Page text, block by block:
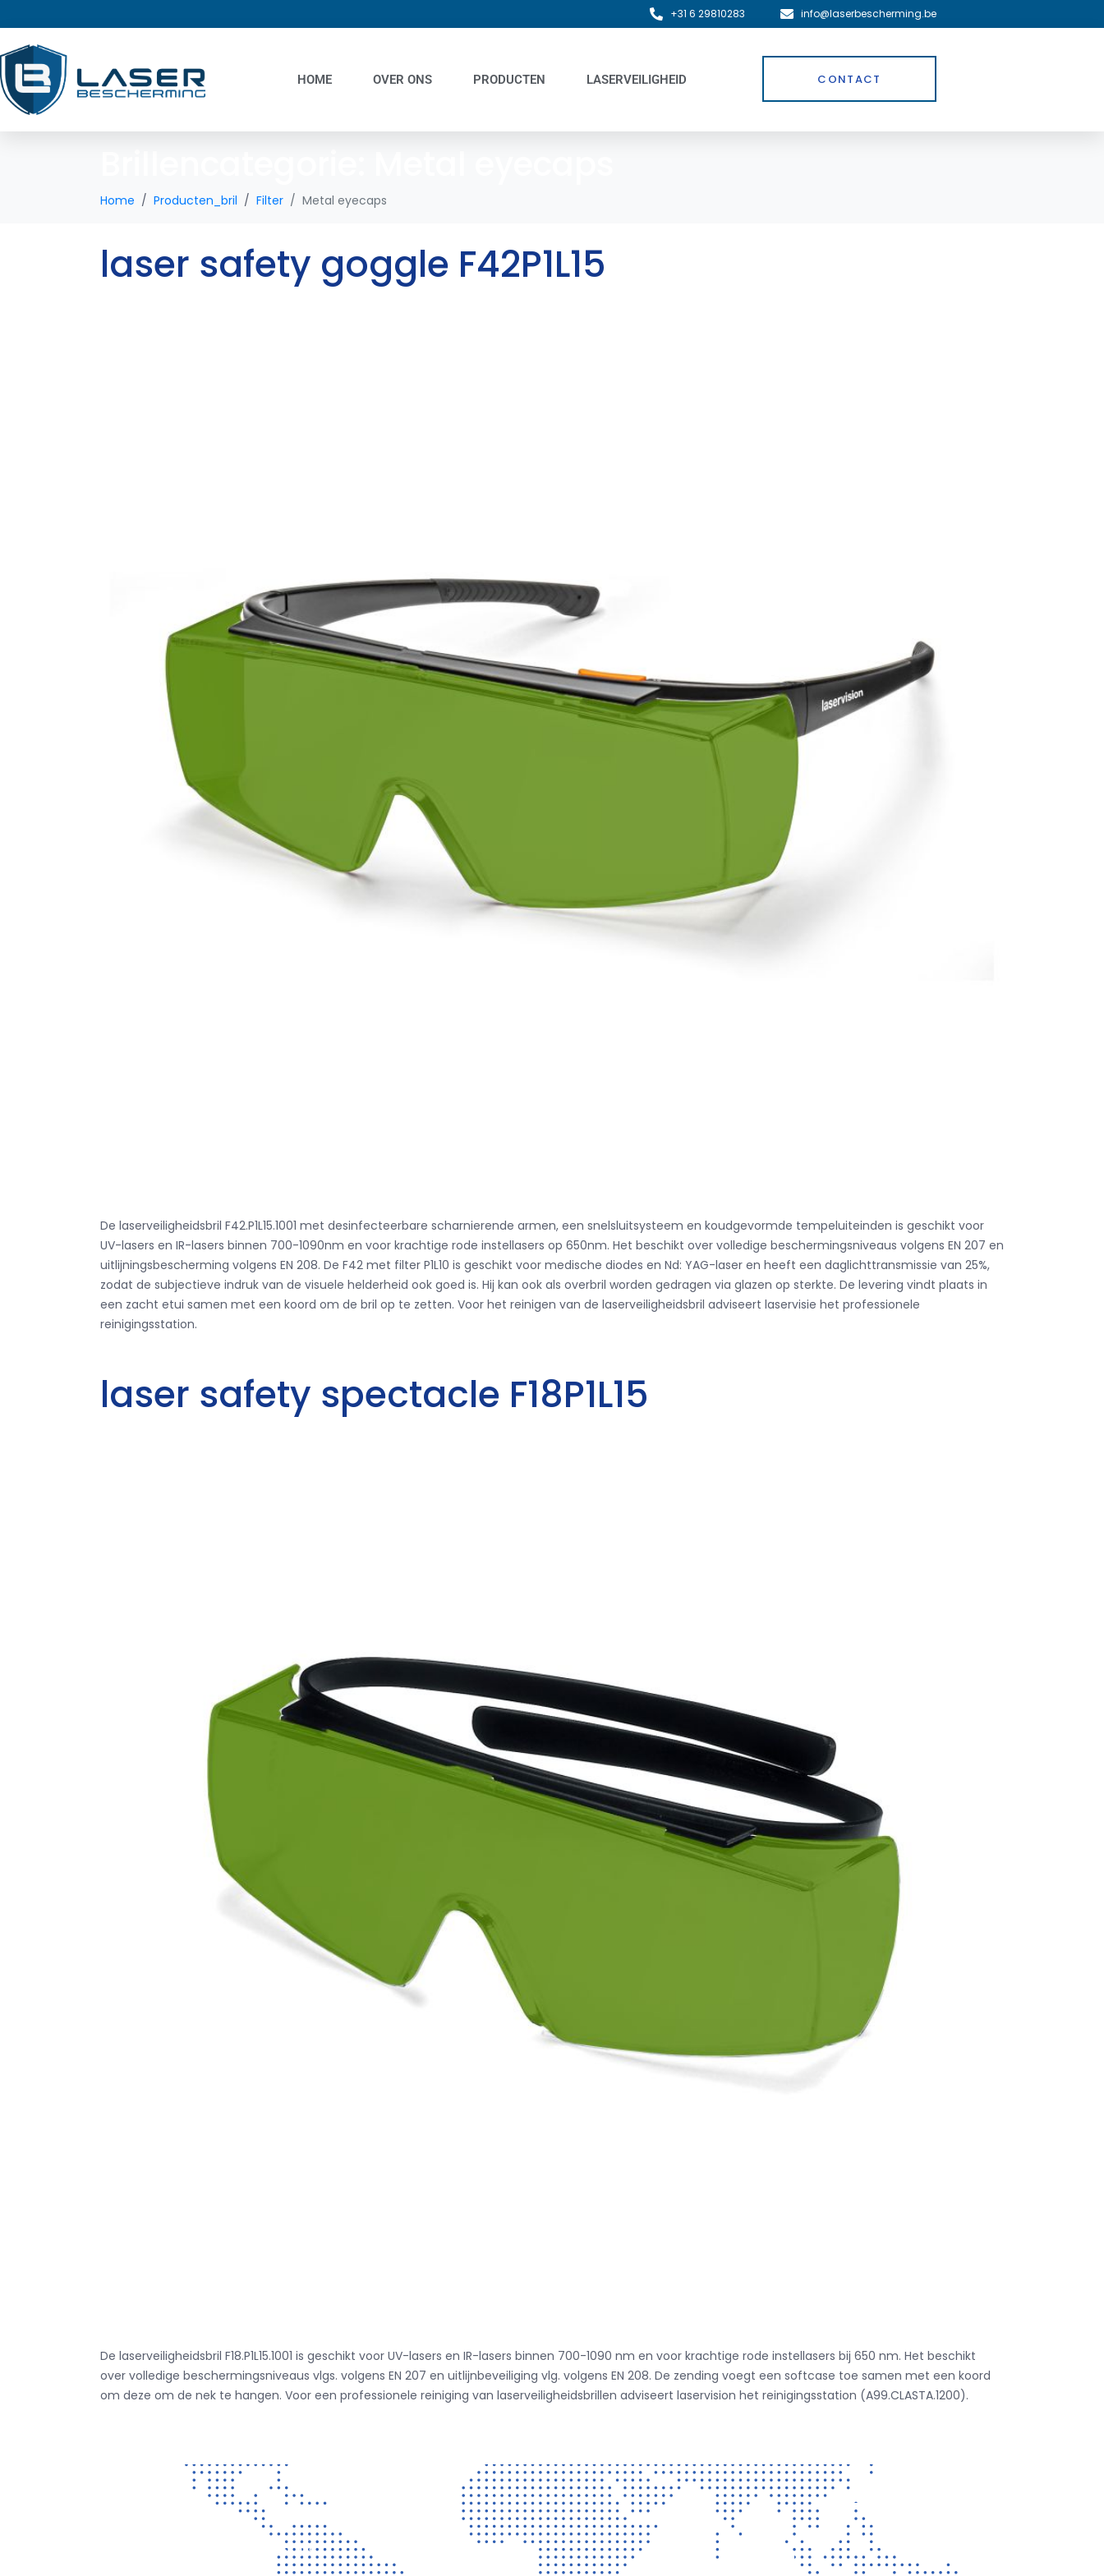
+31 6 29810283 info@laserbescherming.be
HOME OVER ONS PRODUCTEN LASERVEILIGHEID CONTACT
Home Producten_bril Filter Metal eyecaps
laser safety goggle F42P1L15
De laserveiligheidsbril F42.P1L15.1001 met desinfecteerbare scharnierende armen, een snelsluitsysteem en koudgevormde tempeluiteinden is geschikt voor
UV-lasers en IR-lasers binnen 700-1090nm en voor krachtige rode instellasers op 650nm. Het beschikt over volledige beschermingsniveaus volgens EN 207 en
uitlijningsbescherming volgens EN 208. De F42 met filter P1L10 is geschikt voor medische diodes en Nd: YAG-laser en heeft een daglichttransmissie van 25%,
zodat de subjectieve indruk van de visuele helderheid ook goed is. Hij kan ook als overbril worden gedragen via glazen op sterkte. De levering vindt plaats in
een zacht etui samen met een koord om de bril op te zetten. Voor het reinigen van de laserveiligheidsbril adviseert laservisie het professionele
reinigingsstation.
laser safety spectacle F18P1L15
De laserveiligheidsbril F18.P1L15.1001 is geschikt voor UV-lasers en IR-lasers binnen 700-1090 nm en voor krachtige rode instellasers bij 650 nm. Het beschikt
over volledige beschermingsniveaus vlgs. volgens EN 207 en uitlijnbeveiliging vlg. volgens EN 208. De zending voegt een softcase toe samen met een koord
om deze om de nek te hangen. Voor een professionele reiniging van laserveiligheidsbrillen adviseert laservision het reinigingsstation (A99.CLASTA.1200).
Vragen? Neem gerust contact met ons op!
CONTACT